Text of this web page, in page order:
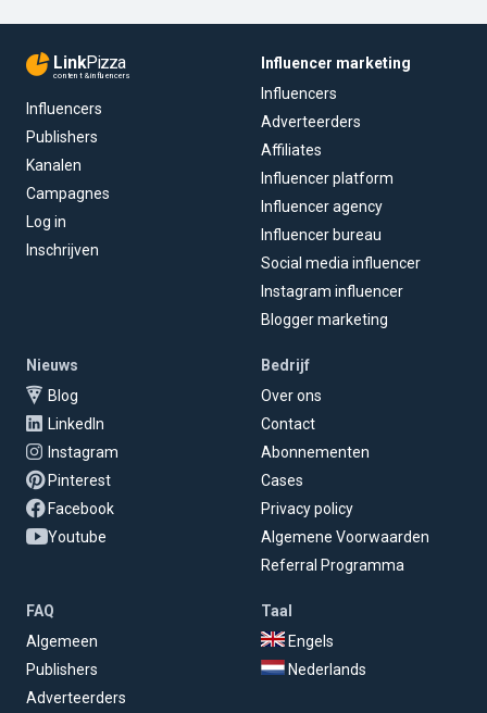
LinkPizza
content & influencers
Influencers
Publishers
Kanalen
Campagnes
Log in
Inschrijven
Influencer marketing
Influencers
Adverteerders
Affiliates
Influencer platform
Influencer agency
Influencer bureau
Social media influencer
Instagram influencer
Blogger marketing
Nieuws
Blog
LinkedIn
Instagram
Pinterest
Facebook
Youtube
Bedrijf
Over ons
Contact
Abonnementen
Cases
Privacy policy
Algemene Voorwaarden
Referral Programma
FAQ
Algemeen
Publishers
Adverteerders
Taal
Engels
Nederlands